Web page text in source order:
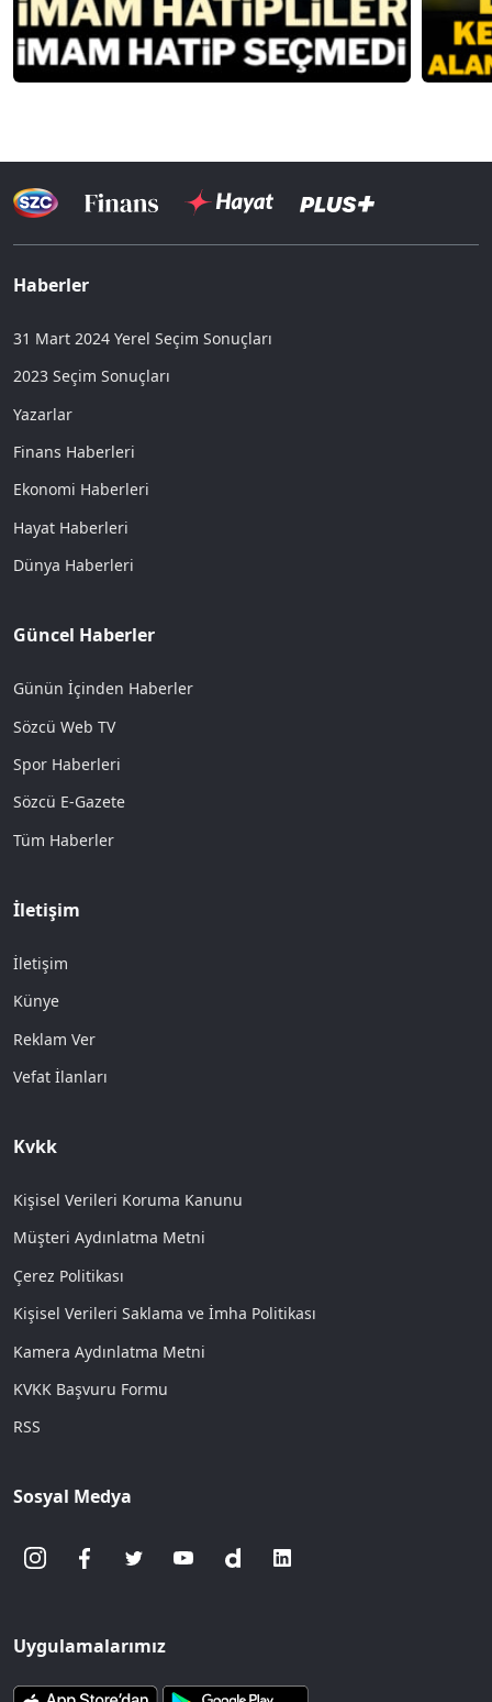
Haberler
31 Mart 2024 Yerel Seçim Sonuçları
2023 Seçim Sonuçları
Yazarlar
Finans Haberleri
Ekonomi Haberleri
Hayat Haberleri
Dünya Haberleri
Güncel Haberler
Günün İçinden Haberler
Sözcü Web TV
Spor Haberleri
Sözcü E-Gazete
Tüm Haberler
İletişim
İletişim
Künye
Reklam Ver
Vefat İlanları
Kvkk
Kişisel Verileri Koruma Kanunu
Müşteri Aydınlatma Metni
Çerez Politikası
Kişisel Verileri Saklama ve İmha Politikası
Kamera Aydınlatma Metni
KVKK Başvuru Formu
RSS
Sosyal Medya
Uygulamalarımız